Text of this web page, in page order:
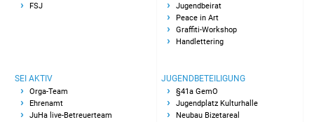
Jugendbeteiligung
Ergebnispräsentation
Spatenstich
Jugendbeirat
FSJ
Jugendbeirat
Peace in Art
Graffiti-Workshop
Handlettering
SEI AKTIV
Orga-Team
Ehrenamt
JuHa live-Betreuerteam
JUGENDBETEILIGUNG
§41a GemO
Jugendplatz Kulturhalle
Neubau Bizetareal